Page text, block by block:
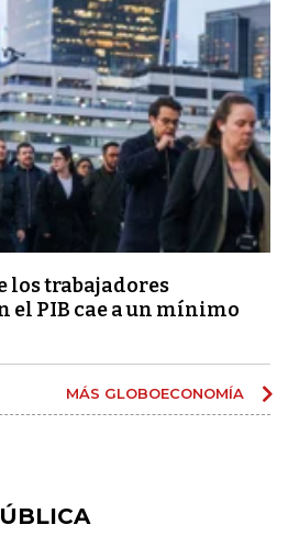
los trabajadores
el PIB cae a un mínimo
MÁS GLOBOECONOMÍA